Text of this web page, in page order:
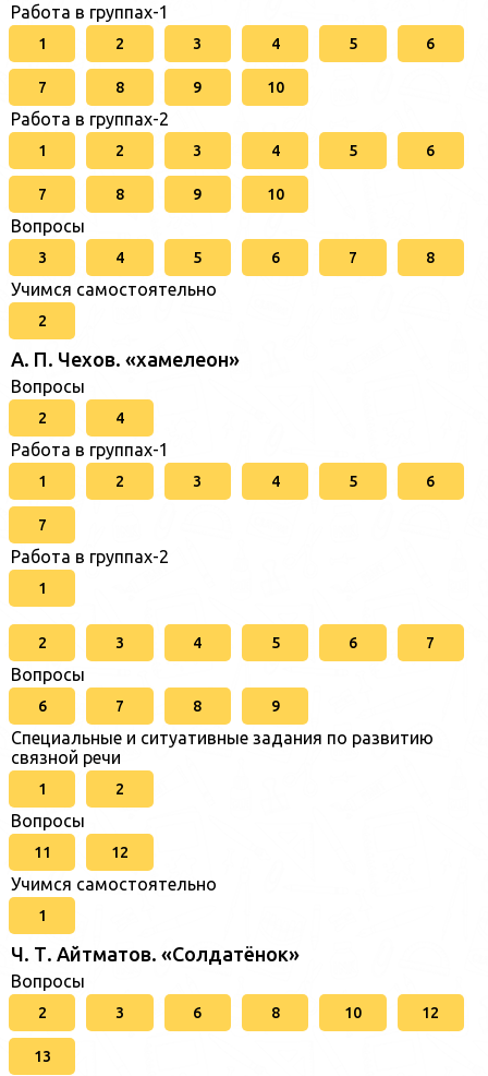
Работа в группах-1
1 2 3 4 5 6
7 8 9 10
Работа в группах-2
1 2 3 4 5 6
7 8 9 10
Вопросы
3 4 5 6 7 8
Учимся самостоятельно
2
А. П. Чехов. «хамелеон»
Вопросы
2 4
Работа в группах-1
1 2 3 4 5 6
7
Работа в группах-2
1
2 3 4 5 6 7
Вопросы
6 7 8 9
Специальные и ситуативные задания по развитию
связной речи
1 2
Вопросы
11 12
Учимся самостоятельно
1
Ч. Т. Айтматов. «Солдатёнок»
Вопросы
2 3 6 8 10 12
13